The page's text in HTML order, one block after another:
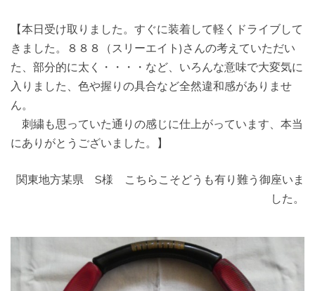
【本日受け取りました。すぐに装着して軽くドライブして
きました。８８８（スリーエイト)さんの考えていただい
た、部分的に太く・・・・など、いろんな意味で大変気に
入りました、色や握りの具合など全然違和感がありませ
ん。
刺繍も思っていた通りの感じに仕上がっています、本当
にありがとうございました。】
関東地方某県 S様 こちらこそどうも有り難う御座いま
した。